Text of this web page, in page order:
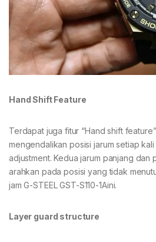
Hand Shift Feature
Terdapat juga fitur “Hand shift
mengendalikan posisi jarum setiap
adjustment. Kedua jarum panjang dan
arahkan pada posisi yang tidak
jam G-STEEL GST-S110-1Aini.
Layer guard structure